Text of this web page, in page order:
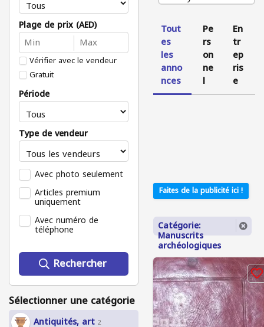
Plage de prix (AED)
Vérifier avec le vendeur
Gratuit
Période
Type de vendeur
Avec photo seulement
Articles premium
uniquement
Avec numéro de
téléphone
Rechercher
Sélectionner une catégorie
Antiquités, art 2
Tout
es
les
anno
nces
Pe
rs
on
ne
l
En
tr
ep
ris
e
Faites de la publicité ici !
Catégorie:
Manuscrits
archéologiques